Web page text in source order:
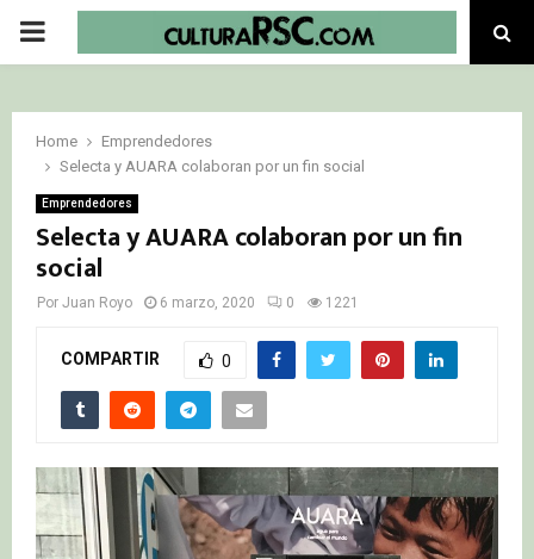
PRIMARY
Home
Emprendedores
Selecta y AUARA colaboran por un fin social
Emprendedores
Selecta y AUARA colaboran por un fin
social
Por Juan Royo 6 marzo, 2020 0 1221
COMPARTIR 0